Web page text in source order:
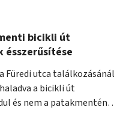
az utcai telefonfülkék
szolgáltatóval
lenne felszámolni,
már senki nem
Helyükön érdemes
hogy ott zöldítés, virágok
amit persze
bicikli út
ésszerűsítése
Füredi utca
a bicikli út
és nem a patakmentén